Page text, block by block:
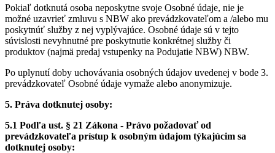
Pokiaľ dotknutá osoba neposkytne svoje Osobné údaje, nie je
možné uzavrieť zmluvu s NBW ako prevádzkovateľom a /alebo mu
poskytnúť služby z nej vyplývajúce. Osobné údaje sú v tejto
súvislosti nevyhnutné pre poskytnutie konkrétnej služby či
produktov (najmä predaj vstupenky na Podujatie NBW) NBW.
Po uplynutí doby uchovávania osobných údajov uvedenej v bode 3.
prevádzkovateľ Osobné údaje vymaže alebo anonymizuje.
5. Práva dotknutej osoby:
5.1 Podľa ust. § 21 Zákona - Právo požadovať od
prevádzkovateľa prístup k osobným údajom týkajúcim sa
dotknutej osoby: